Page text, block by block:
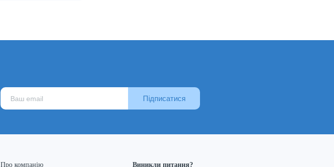
Підписатися
Про компанію Виникли питання?